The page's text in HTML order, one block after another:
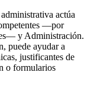
actúa
—por
y Administración.
puede ayudar a
justificantes de
o formularios